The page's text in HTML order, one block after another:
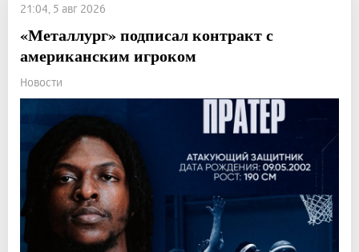
21:04, 5 авг 2026
«Металлург» подписал контракт с
американским игроком
Новости